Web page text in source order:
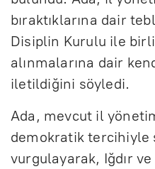
bıraktıklarına dair
Disiplin Kurulu ile
alınmalarına dair
iletildiğini söyledi.
Ada, mevcut il
demokratik tercihiyle
vurgulayarak, Iğdır